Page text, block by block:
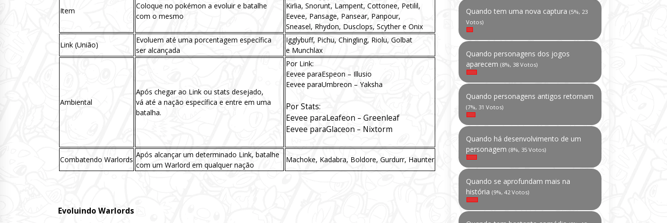
Item
Coloque no pokémon a evoluir e batalhe
com o mesmo
Kirlia, Snorunt, Lampent, Cottonee, Petilil,
Eevee, Pansage, Pansear, Panpour,
Sneasel, Rhydon, Dusclops, Scyther e Onix
Link (União)
Evoluem até uma porcentagem específica
ser alcançada
Igglybuff, Pichu, Chingling, Riolu, Golbat
e Munchlax
Ambiental
Após chegar ao Link ou stats desejado,
vá até a nação específica e entre em uma
batalha.
Por Link:
Eevee paraEspeon – Illusio
Eevee paraUmbreon – Yaksha
Por Stats:
Eevee paraLeafeon – Greenleaf
Eevee paraGlaceon – Nixtorm
Combatendo Warlords
Após alcançar um determinado Link, batalhe
com um Warlord em qualquer nação
Machoke, Kadabra, Boldore, Gurdurr, Haunter
Evoluindo Warlords
Quando tem uma nova captura (5%, 23
Votos)
Quando personagens dos jogos
aparecem (8%, 38 Votos)
Quando personagens antigos retornam
(7%, 31 Votos)
Quando há desenvolvimento de um
personagem (8%, 35 Votos)
Quando se aprofundam mais na
história (9%, 42 Votos)